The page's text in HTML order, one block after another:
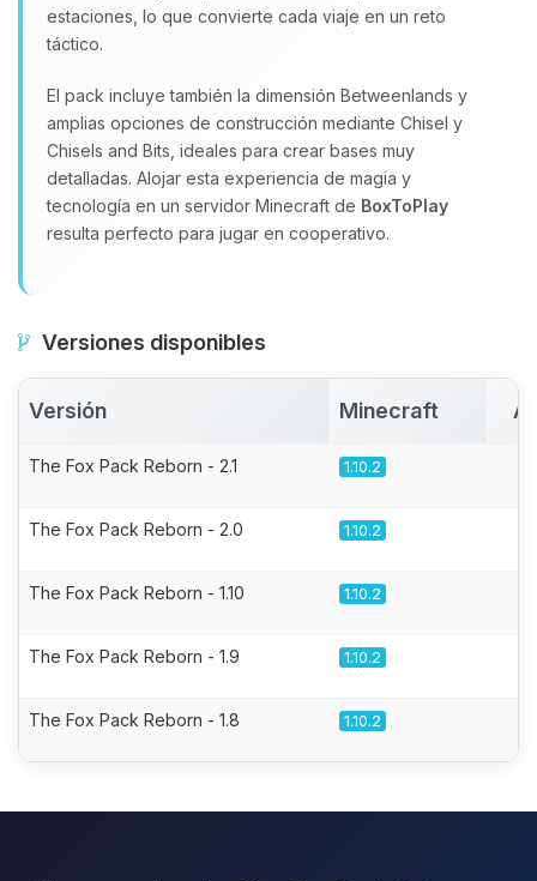
estaciones, lo que convierte cada viaje en un reto
táctico.
El pack incluye también la dimensión Betweenlands y
amplias opciones de construcción mediante Chisel y
Chisels and Bits, ideales para crear bases muy
detalladas. Alojar esta experiencia de magia y
tecnología en un servidor Minecraft de BoxToPlay
resulta perfecto para jugar en cooperativo.
Versiones disponibles
Versión Minecraft
The Fox Pack Reborn - 2.1 1.10.2
The Fox Pack Reborn - 2.0 1.10.2
The Fox Pack Reborn - 1.10 1.10.2
The Fox Pack Reborn - 1.9 1.10.2
The Fox Pack Reborn - 1.8 1.10.2